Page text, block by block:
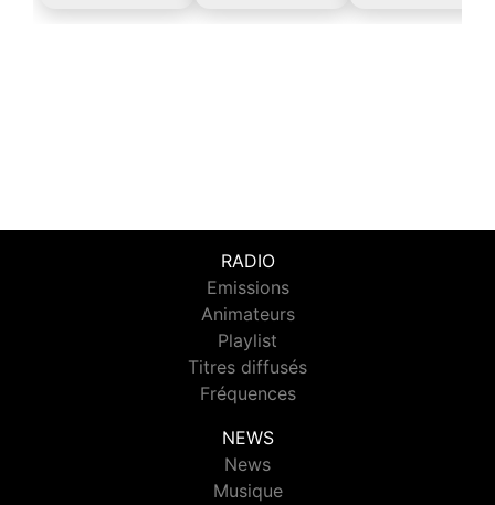
RADIO
Emissions
Animateurs
Playlist
Titres diffusés
Fréquences
NEWS
News
Musique